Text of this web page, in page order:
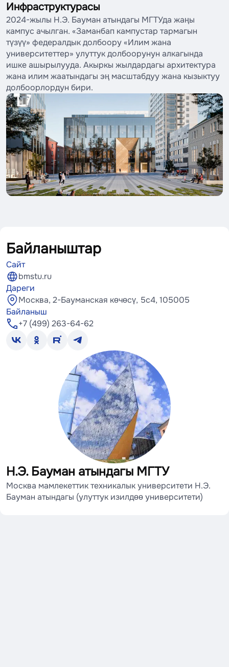
Инфраструктурасы
2024-жылы Н.Э. Бауман атындагы МГТУда жаңы
кампус ачылган. «Заманбап кампустар тармагын
түзүү» федералдык долбоору «Илим жана
университеттер» улуттук долбоорунун алкагында
ишке ашырылууда. Акыркы жылдардагы архитектура
жана илим жаатындагы эң масштабдуу жана кызыктуу
долбоорлордун бири.
Байланыштар
Сайт
bmstu.ru
Дареги
Москва, 2-Бауманская көчөсү, 5с4, 105005
Байланыш
+7 (499) 263-64-62
Н.Э. Бауман атындагы МГТУ
Москва мамлекеттик техникалык университети Н.Э.
Бауман атындагы (улуттук изилдөө университети)